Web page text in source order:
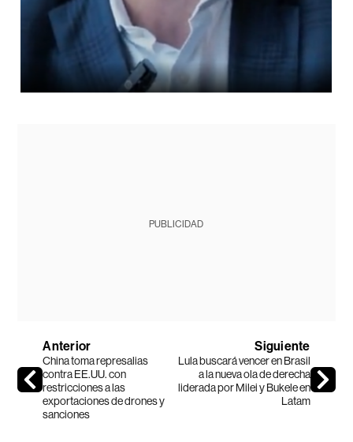
PUBLICIDAD
Anterior
China toma represalias
contra EE.UU. con
restricciones a las
exportaciones de drones y
sanciones
Siguiente
Lula buscará vencer en Brasil
a la nueva ola de derecha
liderada por Milei y Bukele en
Latam